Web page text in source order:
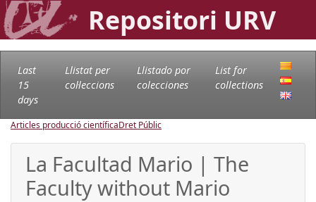
Repositori URV
Last
15
days
Llistat per
col·leccions
Llistado por
colecciones
List for
collections
Articles producció científicaDret Públic
La Facultad Mario | The
Faculty without Mario